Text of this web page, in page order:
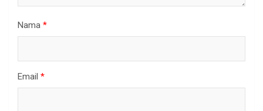
Nama *
Email *